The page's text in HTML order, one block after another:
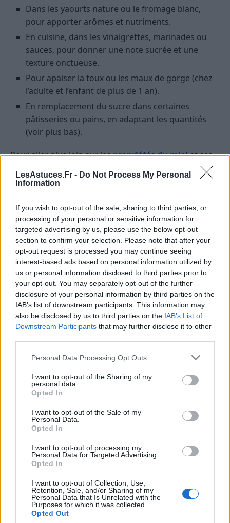
LesAstuces.Fr - Do Not Process My Personal
Information
If you wish to opt-out of the sale, sharing to third parties, or
processing of your personal or sensitive information for
targeted advertising by us, please use the below opt-out
section to confirm your selection. Please note that after your
opt-out request is processed you may continue seeing
interest-based ads based on personal information utilized by
us or personal information disclosed to third parties prior to
your opt-out. You may separately opt-out of the further
disclosure of your personal information by third parties on the
IAB’s list of downstream participants. This information may
also be disclosed by us to third parties on the IAB’s List of
Downstream Participants that may further disclose it to other
Personal Data Processing Opt Outs
I want to opt-out of the Sharing of my
personal data.
Opted In
I want to opt-out of the Sale of my
Personal Data.
Opted In
I want to opt-out of processing my
Personal Data for Targeted Advertising.
Opted In
I want to opt-out of Collection, Use,
Retention, Sale, and/or Sharing of my
Personal Data that Is Unrelated with the
Purposes for which it was collected.
Opted Out
Dans les yaourts nature ou le fromage blanc,
pour apporter arômes et nutriments.
En cuisine, dans les vinaigrettes, marinades ou
sauces, pour donner une note sucrée et une
texture onctueuse.
Pour apaiser la toux ou les maux de gorge (chez
l’adulte et l’enfant de plus de 1 an).
En remplacement du sucre dans certaines
pâtisseries ou pains, en adaptant les quantités
(voir plus bas).
Pour aller plus loin sur lespropriétés du mielet ses
dossier détaillé.
Miel ou sucre : quelles limites de
consommation ?
Les recommandations officielles
L’Organisation mondiale de la santé (OMS)
recommande de limiter la consommation de sucres
libres (tous les sucres ajoutés, y compris le miel) à
moins de 10% de l’apport énergétique quotidien,
idéalement 5% pour un bénéfice santé optimal. Cela
représente environ 25 à 50 g de sucre ajouté par jour
pour un adulte.
Le miel n’est donc pas une exception : même s’il
possède des qualités nutritionnelles supérieures, il
doit être consommé avec la même modération que le
Pourquoi faut-il modérer le miel aussi ?
Même s’il contient plus de nutriments, il reste
très riche en sucres rapides.
les caries et les risques de troubles métaboliques,
au même titre que d’autres sucres ajoutés.
Chez les enfants de moins d’un an, le miel est